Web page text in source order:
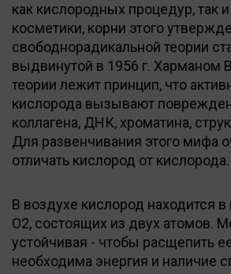
как кислородных процедур, так
косметики, корни этого
свободнорадикальной теории
выдвинутой в 1956 г. Харманом
теории лежит принцип, что
кислорода вызывают
коллагена, ДНК, хроматина,
Для развенчивания этого мифа
отличать кислород от кислорода.
В воздухе кислород находится
О2, состоящих из двух атомов.
устойчивая - чтобы раcщепить
необходима энергия и наличие